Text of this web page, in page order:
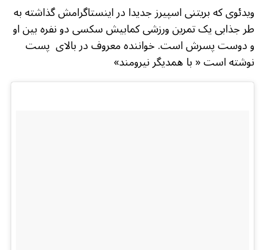
ویدئوی که بریتنی اسپیرز جدیدا در اینستاگرامش گذاشته به
طر جذابی یک تمرین ورزشی کمابیش سکسی دو نفره بین او
و دوست پسرش است. خواننده معروف در بالای پست
نوشته است « با همدیگر نیرومند»